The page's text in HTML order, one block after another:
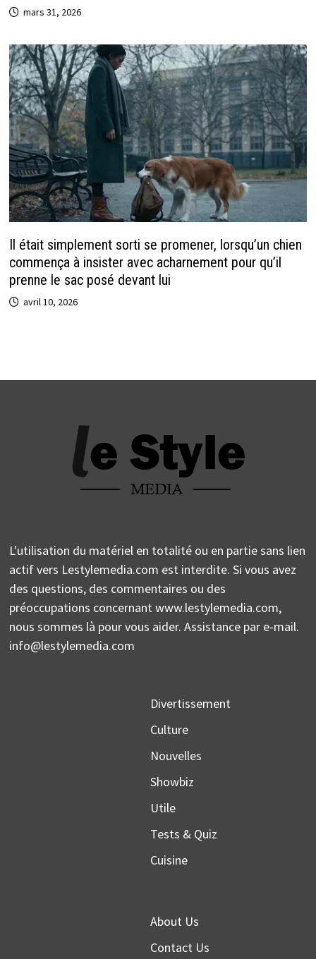
mars 31, 2026
Il était simplement sorti se promener, lorsqu’un chien
commença à insister avec acharnement pour qu’il
prenne le sac posé devant lui
avril 10, 2026
L'utilisation du matériel en totalité ou en partie sans lien
actif vers Lestylemedia.com est interdite. Si vous avez
des questions, des commentaires ou des
préoccupations concernant www.lestylemedia.com,
nous sommes là pour vous aider. Assistance par e-mail.
info@lestylemedia.com
Divertissement
Culture
Nouvelles
Showbiz
Utile
Tests & Quiz
Cuisine
About Us
Contact Us